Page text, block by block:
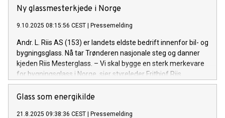
Ny glassmesterkjede i Norge
9.10.2025 08:15:56 CEST Pressemelding
Andr. L. Riis AS (153) er landets eldste bedrift innenfor bil- og
bygningsglass. Nå tar Trønderen nasjonale steg og danner
kjeden Riis Mesterglass. – Vi skal bygge en sterk merkevare
for bygningsglass i Norge, sier styreleder Frithjof Riis.
Glass som energikilde
21.8.2025 09:38:36 CEST Pressemelding